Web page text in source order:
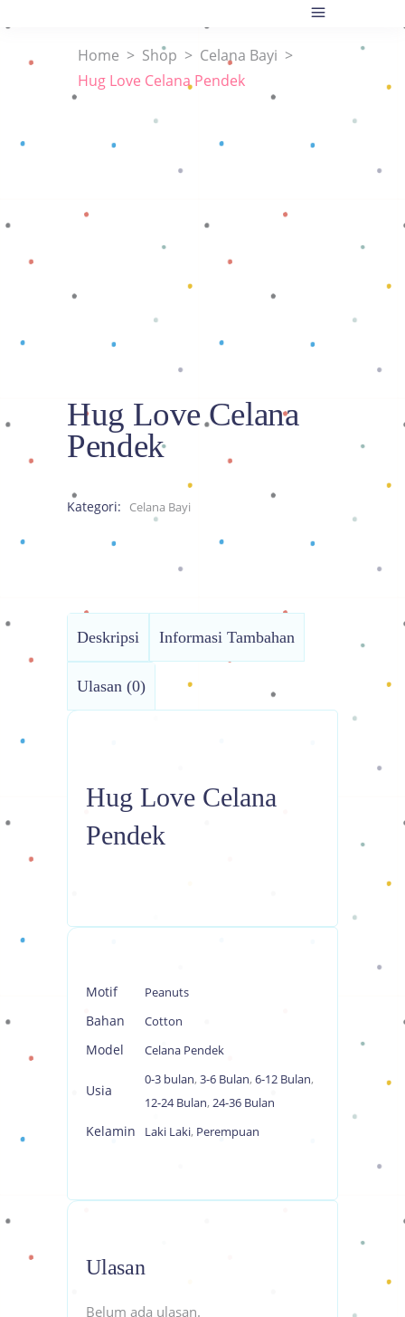
Home > Shop > Celana Bayi >
Hug Love Celana Pendek
Hug Love Celana
Pendek
Kategori: Celana Bayi
Deskripsi Informasi Tambahan
Ulasan (0)
Hug Love Celana
Pendek
Motif Peanuts
Bahan Cotton
Model Celana Pendek
Usia
0-3 bulan, 3-6 Bulan, 6-12 Bulan,
12-24 Bulan, 24-36 Bulan
Kelamin Laki Laki, Perempuan
Ulasan
Belum ada ulasan.